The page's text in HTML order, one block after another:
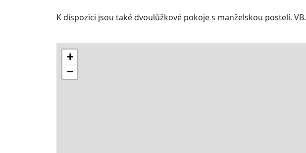
K dispozici jsou také dvoulůžkové pokoje s manželskou postelí. VB.
+
−